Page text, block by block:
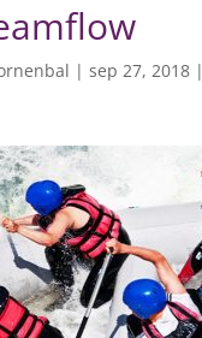
| sep 27, 2018|